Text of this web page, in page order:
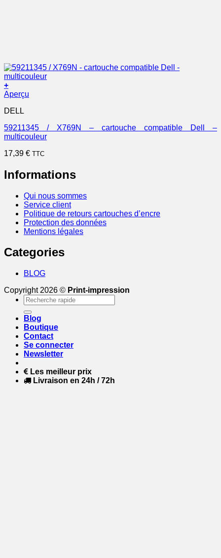
+
Aperçu
DELL
59211345 / X769N – cartouche compatible Dell –
multicouleur
17,39 € TTC
Informations
Qui nous sommes
Service client
Politique de retours cartouches d’encre
Protection des données
Mentions légales
Categories
BLOG
Copyright 2026 © Print-impression
Recherche
pour :
Blog
Boutique
Contact
Se connecter
Newsletter
Les meilleur prix
Livraison en 24h / 72h